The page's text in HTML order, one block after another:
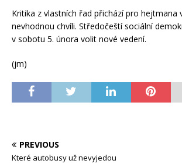
Kritika z vlastních řad přichází pro hejtmana
nevhodnou chvíli. Středočeští sociální
v sobotu 5. února volit nové vedení.
(jm)
PREVIOUS
Které autobusy už nevyjedou